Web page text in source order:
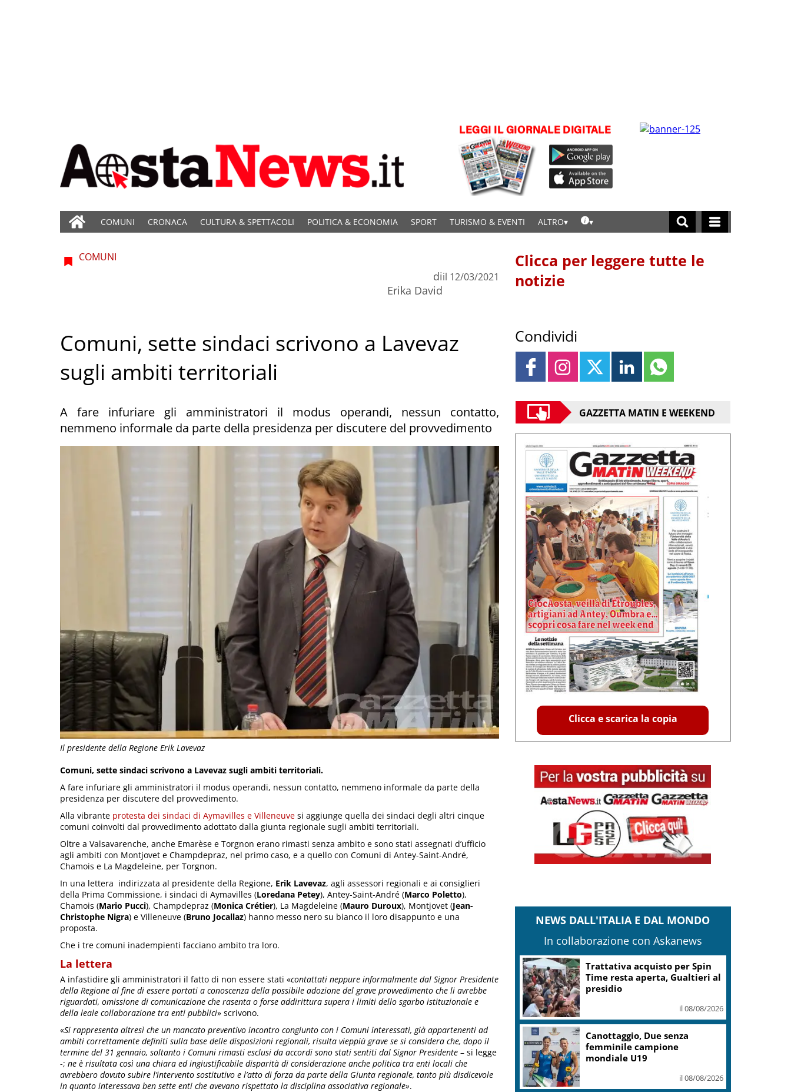
COMUNI CRONACA CULTURA & SPETTACOLI POLITICA & ECONOMIA SPORT TURISMO & EVENTI ALTRO
Il presidente della Regione Erik Lavevaz
COMUNI
di
Erika David
il 12/03/2021
Comuni, sette sindaci scrivono a Lavevaz
sugli ambiti territoriali
A fare infuriare gli amministratori il modus operandi, nessun contatto,
nemmeno informale da parte della presidenza per discutere del provvedimento
Comuni, sette sindaci scrivono a Lavevaz sugli ambiti territoriali.
A fare infuriare gli amministratori il modus operandi, nessun contatto, nemmeno informale da parte della
presidenza per discutere del provvedimento.
Alla vibrante protesta dei sindaci di Aymavilles e Villeneuve si aggiunge quella dei sindaci degli altri cinque
comuni coinvolti dal provvedimento adottato dalla giunta regionale sugli ambiti territoriali.
Oltre a Valsavarenche, anche Emarèse e Torgnon erano rimasti senza ambito e sono stati assegnati d’ufficio
agli ambiti con Montjovet e Champdepraz, nel primo caso, e a quello con Comuni di Antey-Saint-André,
Chamois e La Magdeleine, per Torgnon.
In una lettera indirizzata al presidente della Regione, Erik Lavevaz, agli assessori regionali e ai consiglieri
della Prima Commissione, i sindaci di Aymavilles (Loredana Petey), Antey-Saint-André (Marco Poletto),
Chamois (Mario Pucci), Champdepraz (Monica Crétier), La Magdeleine (Mauro Duroux), Montjovet (Jean-
Christophe Nigra) e Villeneuve (Bruno Jocallaz) hanno messo nero su bianco il loro disappunto e una
proposta.
Che i tre comuni inadempienti facciano ambito tra loro.
La lettera
A infastidire gli amministratori il fatto di non essere stati «contattati neppure informalmente dal Signor Presidente
della Regione al fine di essere portati a conoscenza della possibile adozione del grave provvedimento che li avrebbe
riguardati, omissione di comunicazione che rasenta o forse addirittura supera i limiti dello sgarbo istituzionale e
della leale collaborazione tra enti pubblici» scrivono.
«Si rappresenta altresì che un mancato preventivo incontro congiunto con i Comuni interessati, già appartenenti ad
ambiti correttamente definiti sulla base delle disposizioni regionali, risulta vieppiù grave se si considera che, dopo il
termine del 31 gennaio, soltanto i Comuni rimasti esclusi da accordi sono stati sentiti dal Signor Presidente – si legge
-; ne è risultata così una chiara ed ingiustificabile disparità di considerazione anche politica tra enti locali che
avrebbero dovuto subire l’intervento sostitutivo e l’atto di forza da parte della Giunta regionale, tanto più disdicevole
in quanto interessava ben sette enti che avevano rispettato la disciplina associativa regionale».
Clicca per leggere tutte le
notizie
Condividi
GAZZETTA MATIN E WEEKEND
Clicca e scarica la copia
NEWS DALL'ITALIA E DAL MONDO
In collaborazione con Askanews
Trattativa acquisto per Spin
Time resta aperta, Gualtieri al
presidio
il 08/08/2026
Canottaggio, Due senza
femminile campione
mondiale U19
il 08/08/2026